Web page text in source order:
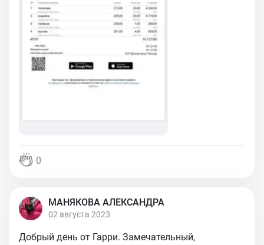
0
МАНЯКОВА АЛЕКСАНДРА
02 августа 2023
Добрый день от Гарри. Замечательный,